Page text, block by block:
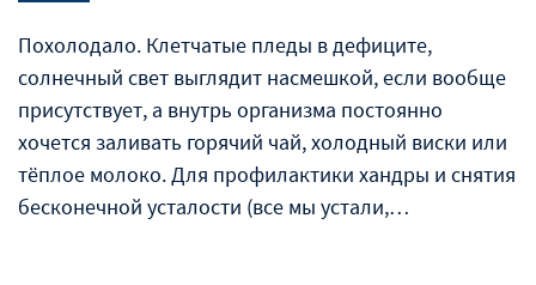
Похолодало. Клетчатые пледы в дефиците,
солнечный свет выглядит насмешкой, если вообще
присутствует, а внутрь организма постоянно
хочется заливать горячий чай, холодный виски или
тёплое молоко. Для профилактики хандры и снятия
бесконечной усталости (все мы устали,…